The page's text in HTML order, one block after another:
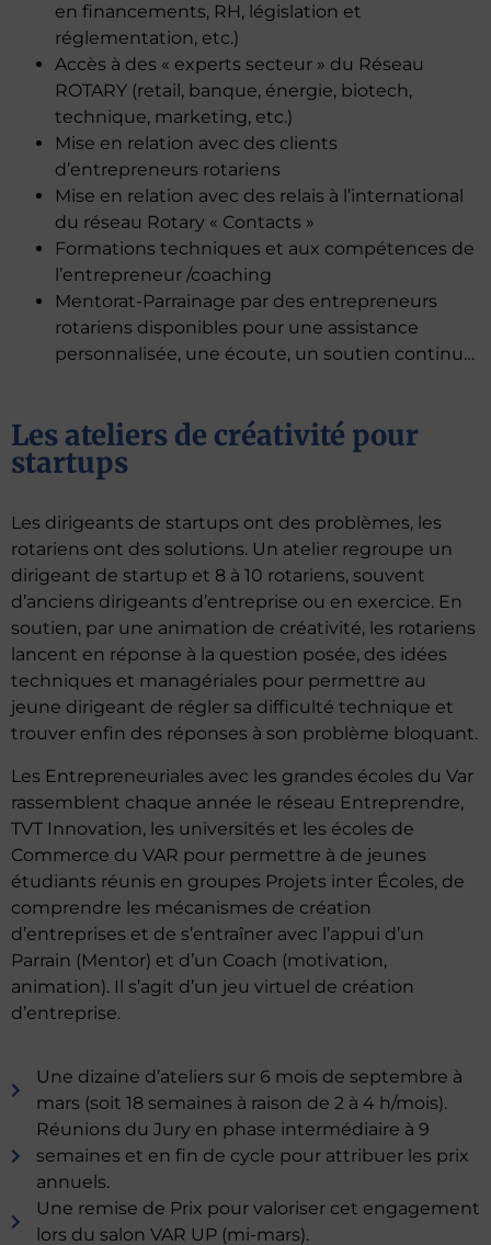
en financements, RH, législation et
réglementation, etc.)
Accès à des « experts secteur » du Réseau
ROTARY (retail, banque, énergie, biotech,
technique, marketing, etc.)
Mise en relation avec des clients
d’entrepreneurs rotariens
Mise en relation avec des relais à l’international
du réseau Rotary « Contacts »
Formations techniques et aux compétences de
l’entrepreneur /coaching
Mentorat-Parrainage par des entrepreneurs
rotariens disponibles pour une assistance
personnalisée, une écoute, un soutien continu…
Les ateliers de créativité pour
startups
Les dirigeants de startups ont des problèmes, les
rotariens ont des solutions. Un atelier regroupe un
dirigeant de startup et 8 à 10 rotariens, souvent
d’anciens dirigeants d’entreprise ou en exercice. En
soutien, par une animation de créativité, les rotariens
lancent en réponse à la question posée, des idées
techniques et managériales pour permettre au
jeune dirigeant de régler sa difficulté technique et
trouver enfin des réponses à son problème bloquant.
Les Entrepreneuriales avec les grandes écoles du Var
rassemblent chaque année le réseau Entreprendre,
TVT Innovation, les universités et les écoles de
Commerce du VAR pour permettre à de jeunes
étudiants réunis en groupes Projets inter Écoles, de
comprendre les mécanismes de création
d’entreprises et de s’entraîner avec l’appui d’un
Parrain (Mentor) et d’un Coach (motivation,
animation). Il s’agit d’un jeu virtuel de création
d’entreprise.
Une dizaine d’ateliers sur 6 mois de septembre à
mars (soit 18 semaines à raison de 2 à 4 h/mois).
Réunions du Jury en phase intermédiaire à 9
semaines et en fin de cycle pour attribuer les prix
annuels.
Une remise de Prix pour valoriser cet engagement
lors du salon VAR UP (mi-mars).